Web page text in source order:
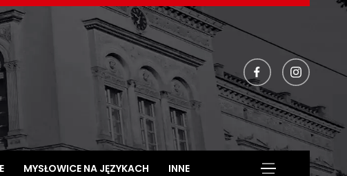
MYSŁOWICE NA JĘZYKACH INNE
facebookinstagram